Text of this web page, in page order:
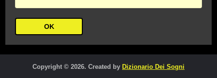
Copyright © 2026. Created by Dizionario Dei Sogni